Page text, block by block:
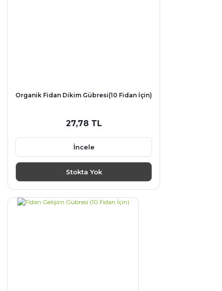
Organik Fidan Dikim Gübresi(10 Fidan İçin)
27,78 TL
İncele
Stokta Yok